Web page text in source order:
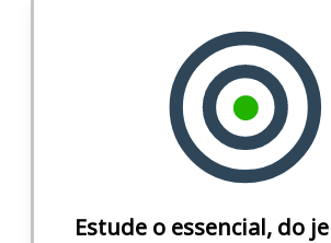
Estude o essencial, do